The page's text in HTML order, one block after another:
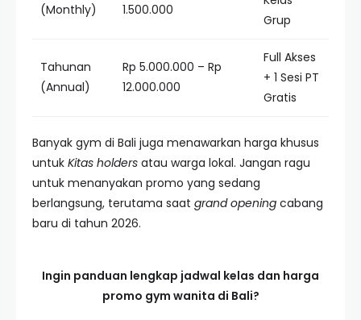
(Monthly) 1.500.000
Grup
Tahunan
(Annual)
Rp 5.000.000 – Rp
12.000.000
Full Akses
+ 1 Sesi PT
Gratis
Banyak gym di Bali juga menawarkan harga khusus
untuk Kitas holders atau warga lokal. Jangan ragu
untuk menanyakan promo yang sedang
berlangsung, terutama saat grand opening cabang
baru di tahun 2026.
Ingin panduan lengkap jadwal kelas dan harga
promo gym wanita di Bali?